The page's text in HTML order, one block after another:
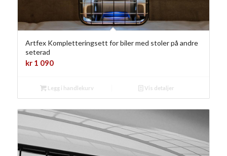
Artfex Kompletteringsett for biler med stoler på andre
seterad
kr1 090
Legg i handlekurv Vis detaljer